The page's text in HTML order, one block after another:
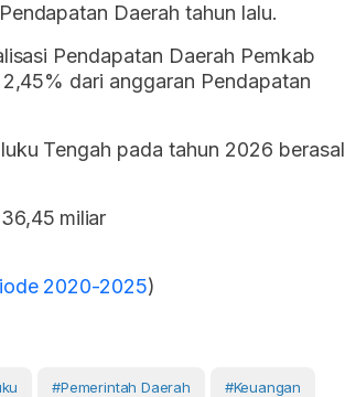
Daerah tahun lalu.
Pendapatan Daerah Pemkab
dari anggaran Pendapatan
Tengah pada tahun 2026 berasal
miliar
2020-2025)
#Pemerintah Daerah #Keuangan